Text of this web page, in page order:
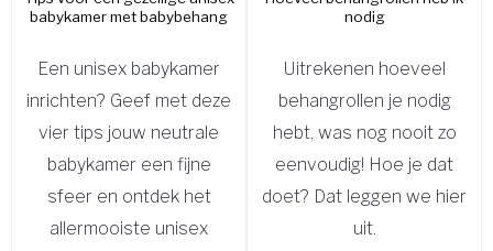
babykamer met babybehang
Een unisex babykamer
inrichten? Geef met deze
vier tips jouw neutrale
babykamer een fijne
sfeer en ontdek het
allermooiste unisex
nodig
Uitrekenen hoeveel
behangrollen je nodig
hebt, was nog nooit zo
eenvoudig! Hoe je dat
doet? Dat leggen we hier
uit.